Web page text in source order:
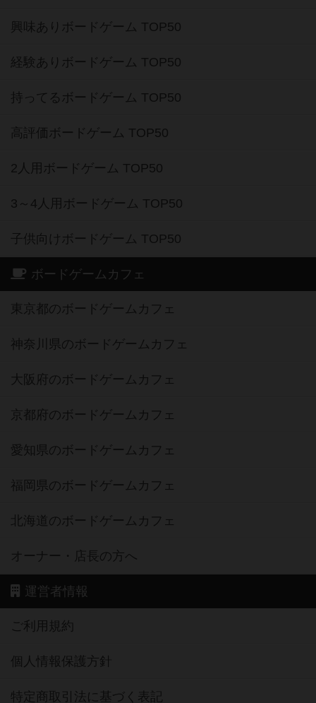
興味ありボードゲーム TOP50
経験ありボードゲーム TOP50
持ってるボードゲーム TOP50
高評価ボードゲーム TOP50
2人用ボードゲーム TOP50
3～4人用ボードゲーム TOP50
子供向けボードゲーム TOP50
ボードゲームカフェ
東京都のボードゲームカフェ
神奈川県のボードゲームカフェ
大阪府のボードゲームカフェ
京都府のボードゲームカフェ
愛知県のボードゲームカフェ
福岡県のボードゲームカフェ
北海道のボードゲームカフェ
オーナー・店長の方へ
運営者情報
ご利用規約
個人情報保護方針
特定商取引法に基づく表記